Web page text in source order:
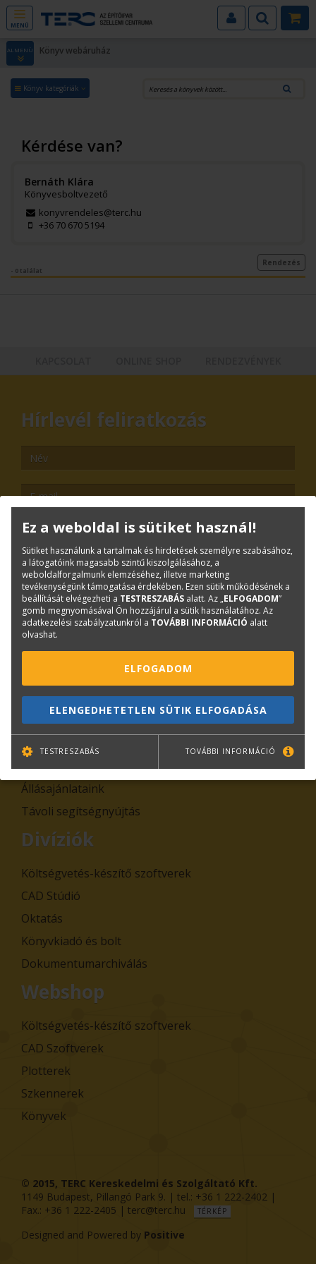
MENÜ
ALMENÜ Könyv webáruház
Könyv kategóriák
Kérdése van?
Bernáth Klára
Könyvesboltvezető
konyvrendeles@terc.hu
+36 70 670 5194
- 0 találat
Rendezés
Hírlevél feliratkozás
TOVÁBB
Leiratkozás
Kiemelt tartalmak
Rólunk
Adatkezelési tájékoztatók
Általános Szerződési Feltételek, Szabályzatok
Cégadatok
Hírek
Állásajánlataink
Távoli segítségnyújtás
Divíziók
Költségvetés-készítő szoftverek
CAD Stúdió
Oktatás
Könyvkiadó és bolt
Dokumentumarchiválás
Webshop
Költségvetés-készítő szoftverek
CAD Szoftverek
Plotterek
Szkennerek
Könyvek
© 2015, TERC Kereskedelmi és Szolgáltató Kft.
1149 Budapest, Pillangó Park 9. | tel.: +36 1 222-2402 |
Fax.: +36 1 222-2405 | terc@terc.hu TÉRKÉP
Designed and Powered by Positive
Ez a weboldal is sütiket használ!
Sütiket használunk a tartalmak és hirdetések személyre szabásához,
a látogatóink magasabb szintű kiszolgálásához, a
weboldalforgalmunk elemzéséhez, illetve marketing
tevékenységünk támogatása érdekében. Ezen sütik működésének a
beállítását elvégezheti a TESTRESZABÁS alatt. Az „ELFOGADOM”
gomb megnyomásával Ön hozzájárul a sütik használatához. Az
adatkezelési szabályzatunkról a TOVÁBBI INFORMÁCIÓ alatt
olvashat.
ELFOGADOM
ELENGEDHETETLEN SÜTIK ELFOGADÁSA
TESTRESZABÁS TOVÁBBI INFORMÁCIÓ